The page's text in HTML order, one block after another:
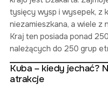
tysięcy wysp i wysepek,
niezamieszkana, a wiele z
Kraj ten posiada ponad
należących do 250 grup
Kuba – kiedy jechać?
atrakcje